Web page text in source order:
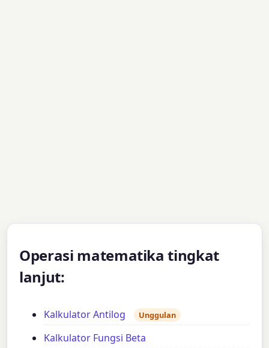
Operasi matematika tingkat
lanjut:
Kalkulator Antilog Unggulan
Kalkulator Fungsi Beta